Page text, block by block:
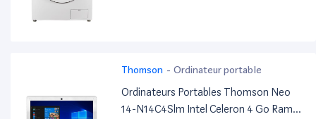
Thomson - Ordinateur portable
Ordinateurs Portables Thomson Neo
14-N14C4Slm Intel Celeron 4 Go Ram